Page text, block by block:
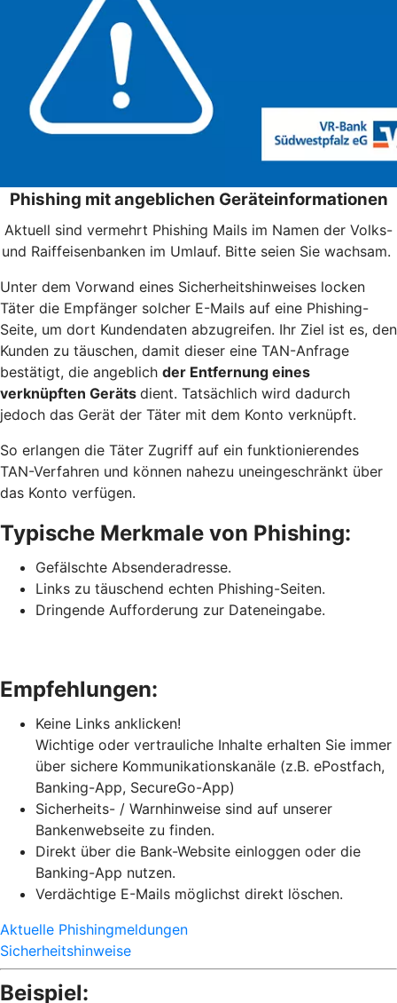
Phishing mit angeblichen Geräteinformationen
Aktuell sind vermehrt Phishing Mails im Namen der Volks-
und Raiffeisenbanken im Umlauf. Bitte seien Sie wachsam.
Unter dem Vorwand eines Sicherheitshinweises locken
Täter die Empfänger solcher E-Mails auf eine Phishing-
Seite, um dort Kundendaten abzugreifen. Ihr Ziel ist es, den
Kunden zu täuschen, damit dieser eine TAN-Anfrage
bestätigt, die angeblich der Entfernung eines
verknüpften Geräts dient. Tatsächlich wird dadurch
jedoch das Gerät der Täter mit dem Konto verknüpft.
So erlangen die Täter Zugriff auf ein funktionierendes
TAN-Verfahren und können nahezu uneingeschränkt über
das Konto verfügen.
Typische Merkmale von Phishing:
Gefälschte Absenderadresse.
Links zu täuschend echten Phishing-Seiten.
Dringende Aufforderung zur Dateneingabe.
Empfehlungen:
Keine Links anklicken!
Wichtige oder vertrauliche Inhalte erhalten Sie immer
über sichere Kommunikationskanäle (z.B. ePostfach,
Banking-App, SecureGo-App)
Sicherheits- / Warnhinweise sind auf unserer
Bankenwebseite zu finden.
Direkt über die Bank-Website einloggen oder die
Banking-App nutzen.
Verdächtige E-Mails möglichst direkt löschen.
Aktuelle Phishingmeldungen
Sicherheitshinweise
Beispiel: